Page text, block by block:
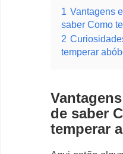
1 Vantagens
saber Como
2
temperar
de saber
temperar